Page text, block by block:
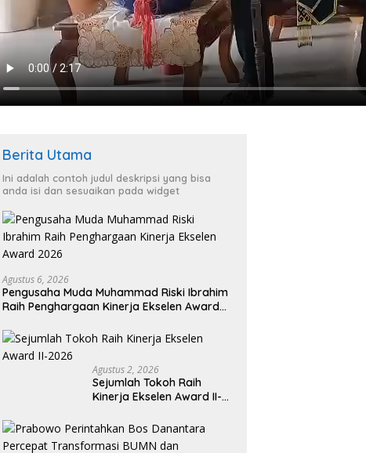
Berita Utama
Ini adalah contoh judul deskripsi yang bisa
anda isi dan sesuaikan pada widget
Agustus 6, 2026
Pengusaha Muda Muhammad Riski Ibrahim
Raih Penghargaan Kinerja Ekselen Award
Agustus 2, 2026
Sejumlah Tokoh Raih
Kinerja Ekselen Award II-